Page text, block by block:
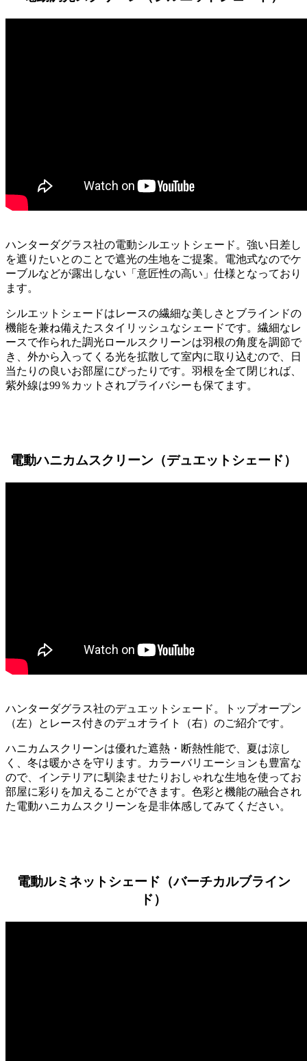
ハンターダグラス社の電動シルエットシェード。強い日差し
を遮りたいとのことで遮光の生地をご提案。電池式なのでケ
ーブルなどが露出しない「意匠性の高い」仕様となっており
ます。
シルエットシェードはレースの繊細な美しさとブラインドの
機能を兼ね備えたスタイリッシュなシェードです。繊細なレ
ースで作られた調光ロールスクリーンは羽根の角度を調節で
き、外から入ってくる光を拡散して室内に取り込むので、日
当たりの良いお部屋にぴったりです。羽根を全て閉じれば、
紫外線は99％カットされプライバシーも保てます。
電動ハニカムスクリーン（デュエットシェード）
ハンターダグラス社のデュエットシェード。トップオープン
（左）とレース付きのデュオライト（右）のご紹介です。
ハニカムスクリーンは優れた遮熱・断熱性能で、夏は涼し
く、冬は暖かさを守ります。カラーバリエーションも豊富な
ので、インテリアに馴染ませたりおしゃれな生地を使ってお
部屋に彩りを加えることができます。色彩と機能の融合され
た電動ハニカムスクリーンを是非体感してみてください。
電動ルミネットシェード（バーチカルブライン
ド）